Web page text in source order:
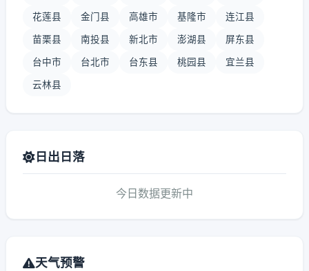
花莲县 金门县 高雄市 基隆市 连江县
苗栗县 南投县 新北市 澎湖县 屏东县
台中市 台北市 台东县 桃园县 宜兰县
云林县
日出日落
今日数据更新中
天气预警